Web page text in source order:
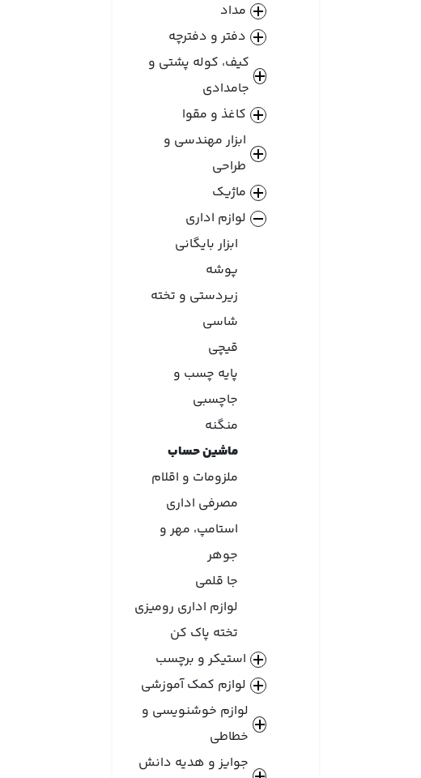
مداد
دفتر و دفترچه
کیف، کوله پشتی و
جامدادی
کاغذ و مقوا
ابزار مهندسی و
طراحی
ماژیک
لوازم اداری
ابزار بایگانی
پوشه
زیردستی و تخته
شاسی
قیچی
پایه چسب و
جاچسبی
منگنه
ماشین حساب
ملزومات و اقلام
مصرفی اداری
استامپ، مهر و
جوهر
جا قلمی
لوازم اداری رومیزی
تخته پاک کن
استیکر و برچسب
لوازم کمک آموزشی
لوازم خوشنویسی و
خطاطی
جوایز و هدیه دانش‌